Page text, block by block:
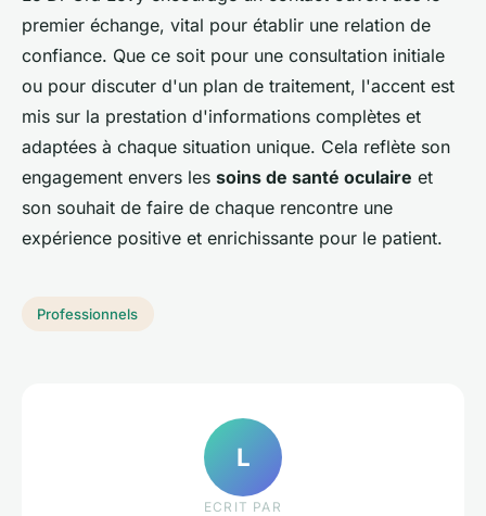
premier échange, vital pour établir une relation de
confiance. Que ce soit pour une consultation initiale
ou pour discuter d'un plan de traitement, l'accent est
mis sur la prestation d'informations complètes et
adaptées à chaque situation unique. Cela reflète son
engagement envers les soins de santé oculaire et
son souhait de faire de chaque rencontre une
expérience positive et enrichissante pour le patient.
Professionnels
L
ECRIT PAR